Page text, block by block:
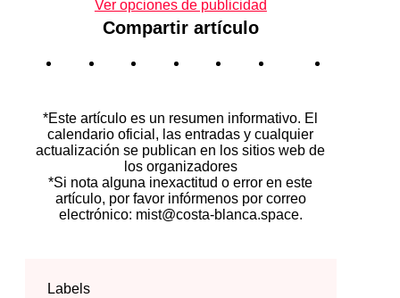
Ver opciones de publicidad
Compartir artículo
*Este artículo es un resumen informativo. El
calendario oficial, las entradas y cualquier
actualización se publican en los sitios web de
los organizadores
*Si nota alguna inexactitud o error en este
artículo, por favor infórmenos por correo
electrónico: mist@costa-blanca.space.
Labels